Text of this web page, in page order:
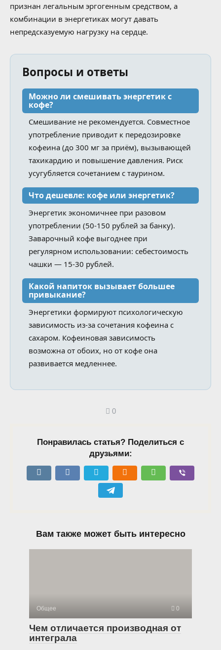
признан легальным эргогенным средством, а
комбинации в энергетиках могут давать
непредсказуемую нагрузку на сердце.
Вопросы и ответы
Можно ли смешивать энергетик с
кофе?
Смешивание не рекомендуется. Совместное
употребление приводит к передозировке
кофеина (до 300 мг за приём), вызывающей
тахикардию и повышение давления. Риск
усугубляется сочетанием с таурином.
Что дешевле: кофе или энергетик?
Энергетик экономичнее при разовом
употреблении (50-150 рублей за банку).
Заварочный кофе выгоднее при
регулярном использовании: себестоимость
чашки — 15-30 рублей.
Какой напиток вызывает большее
привыкание?
Энергетики формируют психологическую
зависимость из-за сочетания кофеина с
сахаром. Кофеиновая зависимость
возможна от обоих, но от кофе она
развивается медленнее.
0
Понравилась статья? Поделиться с
друзьями:
Вам также может быть интересно
Общее 0
Чем отличается производная от
интеграла